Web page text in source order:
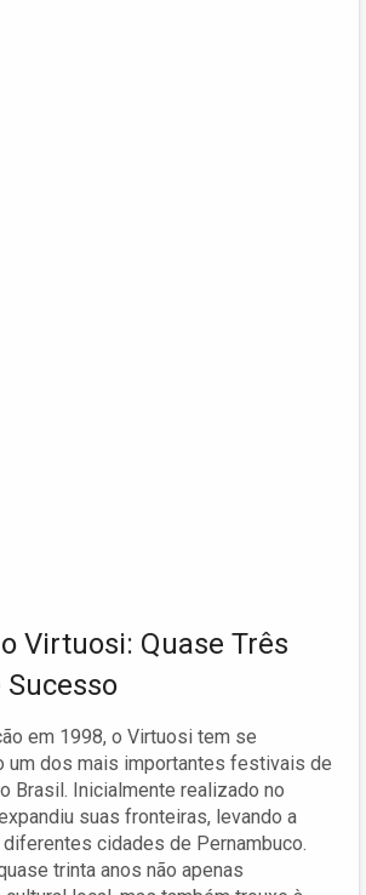
Virtuosi: Quase Três
Sucesso
em 1998, o Virtuosi tem se
um dos mais importantes festivais de
Brasil. Inicialmente realizado no
suas fronteiras, levando a
cidades de Pernambuco.
trinta anos não apenas